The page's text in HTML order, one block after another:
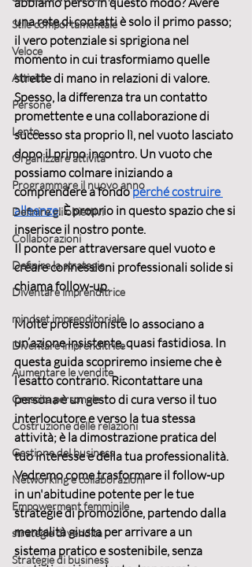
Stile comportamentale
Veloce
Attività
Persone
Lento
Organizzare attività
Programmare il nuovo anno
Definire gli obiettivi
Collaborazioni
Definire la strategia
Diventare imprenditrice
mindset imprenditoriale
Diventare imprenditrice
Aumentare le vendite
Crescita personale
Costruzione delle relazioni
Gestione del business
Networking e collaborazioni
Empowerment femminile
strategie di vendita
Strategie di business
una rete di contatti è solo il primo passo;
il vero potenziale si sprigiona nel
momento in cui trasformiamo quelle
strette di mano in relazioni di valore.
Spesso, la differenza tra un contatto
promettente e una collaborazione di
successo sta proprio lì, nel vuoto lasciato
dopo il primo incontro. Un vuoto che
possiamo colmare iniziando a
comprendere a fondo perché costruire
alleanze. È proprio in questo spazio che si
inserisce il nostro ponte.
Il ponte per attraversare quel vuoto e
creare connessioni professionali solide si
chiama follow-up.
Molte professioniste lo associano a
un’azione insistente, quasi fastidiosa. In
questa guida scopriremo insieme che è
l’esatto contrario. Ricontattare una
persona è un gesto di cura verso il tuo
interlocutore e verso la tua stessa
attività; è la dimostrazione pratica del
tuo interesse e della tua professionalità.
Vedremo come trasformare il follow-up
in un'abitudine potente per le tue
strategie di promozione, partendo dalla
mentalità giusta per arrivare a un
sistema pratico e sostenibile, senza